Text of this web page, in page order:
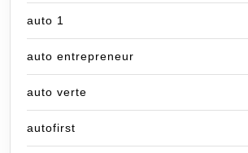
auto 1
auto entrepreneur
auto verte
autofirst